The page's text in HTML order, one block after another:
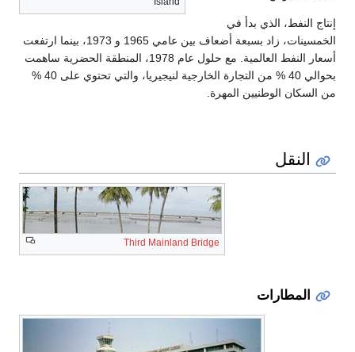
إنتاج النفط، الذي بدأ في
الخمسينات، زاد بسبعة أضعاف بين عامي 1965 و 1973، بينما ارتفعت
أسعار النفط العالمية. مع حلول عام 1978، المنطقة الحضرية ساهمت
بحوالي 40 % من التجارة الخارجية لنيجيريا، والتي تحتوي على 40 %
من السكان الوطنيين المهرة.
النقل
Third Mainland Bridge
المطارات